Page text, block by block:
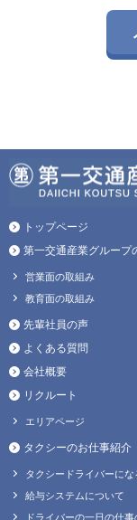
トップページ
第一交通産業グループ
営業面の取組み
教育面の取組み
先輩社員の声
よくある質問
会社概要
リクルート
エリアページ
タクシーのお仕事紹介
タクシードライバーに
給与システムについて
ドライバーの一日の仕